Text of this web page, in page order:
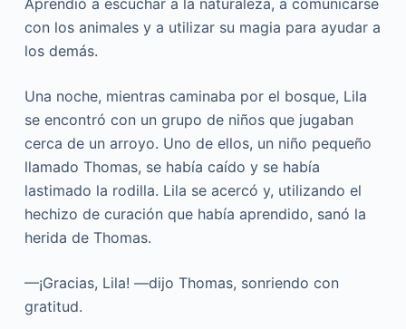
Aprendió a escuchar a la naturaleza, a comunicarse
con los animales y a utilizar su magia para ayudar a
los demás.
Una noche, mientras caminaba por el bosque, Lila
se encontró con un grupo de niños que jugaban
cerca de un arroyo. Uno de ellos, un niño pequeño
llamado Thomas, se había caído y se había
lastimado la rodilla. Lila se acercó y, utilizando el
hechizo de curación que había aprendido, sanó la
herida de Thomas.
—¡Gracias, Lila! —dijo Thomas, sonriendo con
gratitud.